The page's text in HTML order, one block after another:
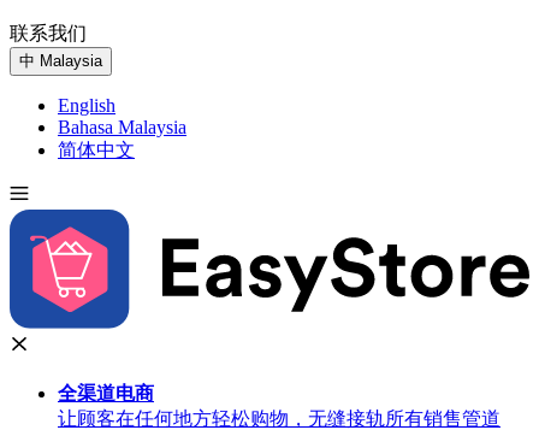
联系我们
中 Malaysia
English
Bahasa Malaysia
简体中文
全渠道电商
让顾客在任何地方轻松购物，无缝接轨所有销售管道